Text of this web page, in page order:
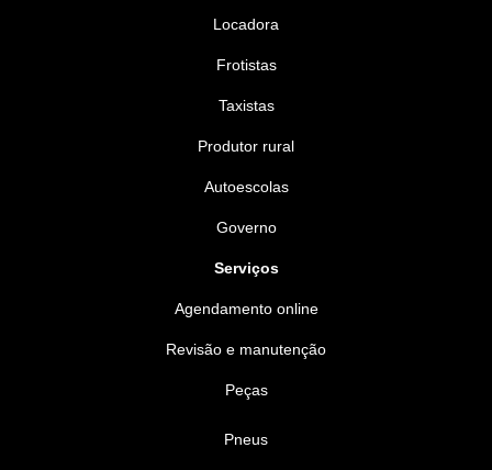
Locadora
Frotistas
Taxistas
Produtor rural
Autoescolas
Governo
Serviços
Agendamento online
Revisão e manutenção
Peças
Pneus